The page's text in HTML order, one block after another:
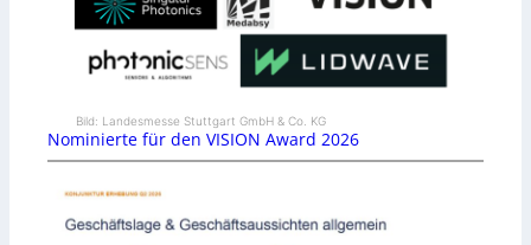
Bild: Landesmesse Stuttgart GmbH & Co. KG
Nominierte für den VISION Award 2026